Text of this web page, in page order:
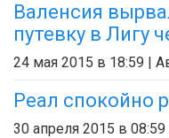
Валенсия
путевку в Лигу
24 мая 2015 в 18:59 |
Реал спокойно
30 апреля 2015 в 08:59